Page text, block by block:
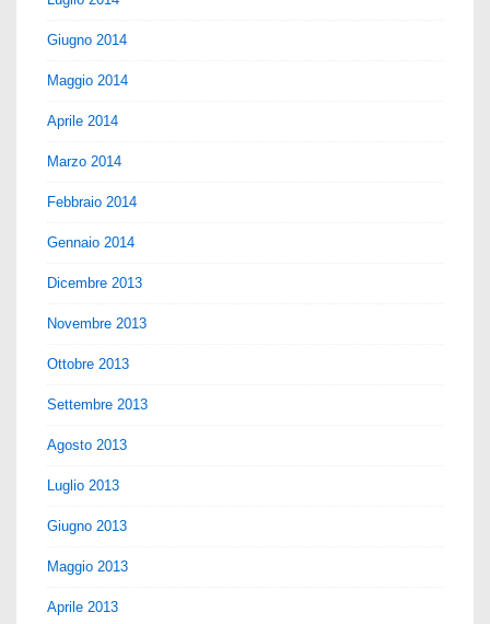
Giugno 2014
Maggio 2014
Aprile 2014
Marzo 2014
Febbraio 2014
Gennaio 2014
Dicembre 2013
Novembre 2013
Ottobre 2013
Settembre 2013
Agosto 2013
Luglio 2013
Giugno 2013
Maggio 2013
Aprile 2013